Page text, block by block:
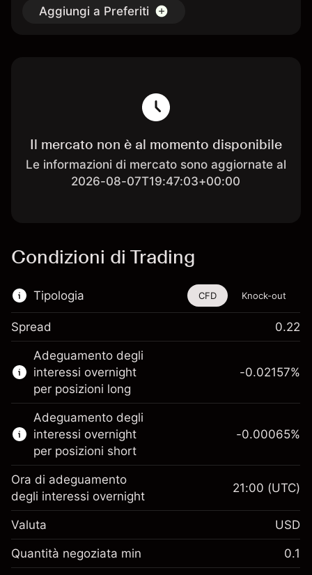
Aggiungi a Preferiti
Il mercato non è al momento disponibile
Le informazioni di mercato sono aggiornate al
2026-08-07T19:47:03+00:00
Condizioni di Trading
Tipologia
Questo strumento finanziario è disponibile
per il trading di CFD e knock-out.
Scopri di più su:
CFD
Knock-out
CFD Knock-out
Spread 0.22
Adeguamento degli
interessi overnight
per posizioni long
Margine. Il tuo
$1,000.00
Adeguamento
finanziamento overnight
%
-0.02157%
Adeguamento degli
interessi overnight
per posizioni short
Margine. Il tuo
-0.00065%
Ora di adeguamento
degli interessi overnight
21:00 (UTC)
Valuta USD
Quantità negoziata min 0.1